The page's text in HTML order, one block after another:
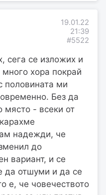
19.01.22
21:39
#5522
сега се изложих и
хора покрай
половината ми
Без да
място - всеки от
надежди, че
до
вариант, и се
да отшуми и да се
е, че човечеството